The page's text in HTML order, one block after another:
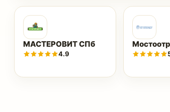
МАСТЕРОВИТ СПб
4.9